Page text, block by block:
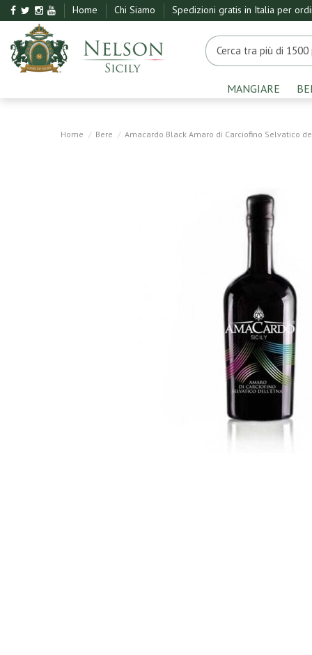
Home Chi Siamo Spedizioni gratis in Italia per
MANGIARE
Home Bere Amacardo Black Amaro di Carciofino Selvatico